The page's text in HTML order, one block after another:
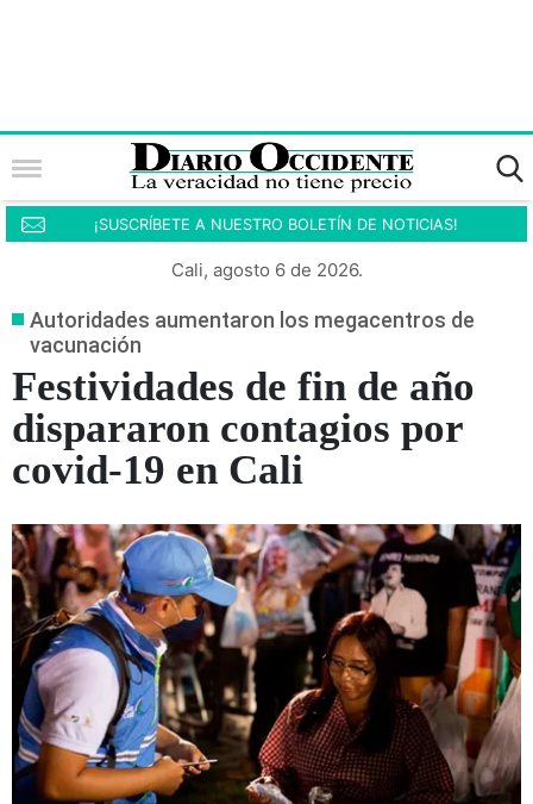
¡SUSCRÍBETE A NUESTRO BOLETÍN DE NOTICIAS!
Cali, agosto 6 de 2026.
Autoridades aumentaron los megacentros de
vacunación
Festividades de fin de año
dispararon contagios por
covid-19 en Cali